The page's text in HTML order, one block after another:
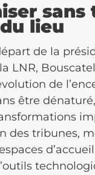
sans
lieu
de la
LNR,
de
être
des tribunes,